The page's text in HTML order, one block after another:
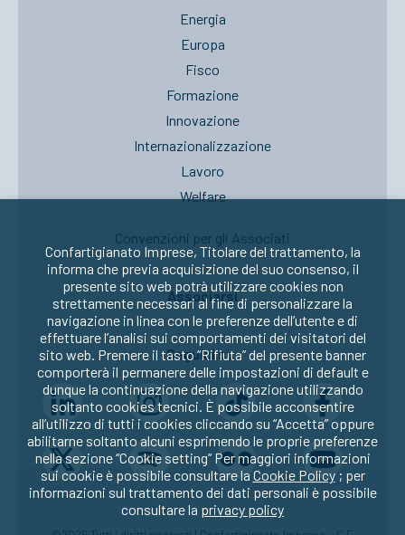
Energia
Europa
Fisco
Formazione
Innovazione
Internazionalizzazione
Lavoro
Welfare
Convenzioni per gli Associati
Associarsi
Seguici su:
Confartigianato Imprese, Titolare del trattamento, la
informa che previa acquisizione del suo consenso, il
presente sito web potrà utilizzare cookies non
strettamente necessari al fine di personalizzare la
navigazione in linea con le preferenze dell’utente e di
effettuare l’analisi sui comportamenti dei visitatori del
sito web. Premere il tasto “Rifiuta” del presente banner
comporterà il permanere delle impostazioni di default e
dunque la continuazione della navigazione utilizzando
soltanto cookies tecnici. È possibile acconsentire
all’utilizzo di tutti i cookies cliccando su “Accetta” oppure
abilitarne soltanto alcuni esprimendo le proprie preferenze
nella sezione “Cookie setting” Per maggiori informazioni
sui cookie è possibile consultare la Cookie Policy; per
informazioni sul trattamento dei dati personali è possibile
consultare la privacy policy